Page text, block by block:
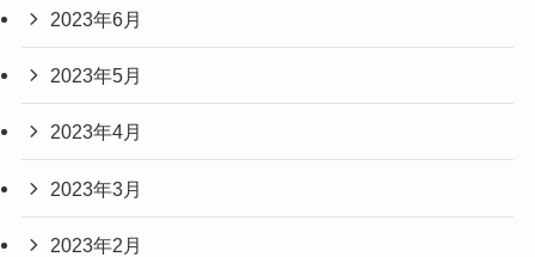
2023年6月
2023年5月
2023年4月
2023年3月
2023年2月